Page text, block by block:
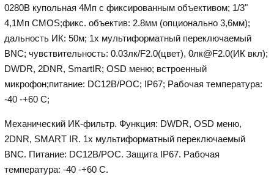
0280B купольная 4Мп с фиксированным объективом; 1/3"
4,1Mп CMOS;фикс. объектив: 2.8мм (опционально 3,6мм);
дальность ИК: 50м; 1x мультиформатный переключаемый
BNC; чувствительность: 0.03лк/F2.0(цвет), 0лк@F2.0(ИК вкл);
DWDR, 2DNR, SmartIR; OSD меню; вcтроенный
микрофон;питание: DC12В/POC; IP67; Рабочая температура:
-40 -+60 С;
Механический ИК-фильтр. Функция: DWDR, OSD меню,
2DNR, SMART IR. 1x мультиформатный переключаемый
BNC. Питание: DC12В/POC. Защита IP67. Рабочая
температура: -40 -+60 С.